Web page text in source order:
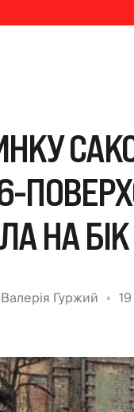
НА
Валерія Гуржий